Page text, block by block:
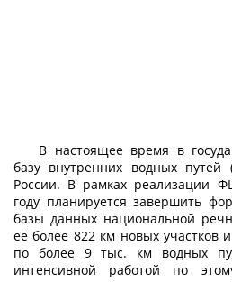
В настоящее время в
базу внутренних водных
России. В рамках реализации
году планируется завершить
базы данных национальной
её более 822 км новых участков
по более 9 тыс. км водных
интенсивной работой по